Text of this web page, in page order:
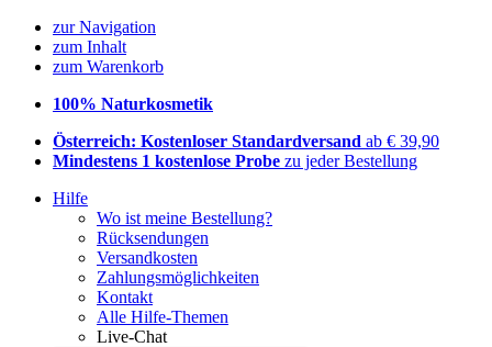
zur Navigation
zum Inhalt
zum Warenkorb
100% Naturkosmetik
Österreich: Kostenloser Standardversand ab € 39,90
Mindestens 1 kostenlose Probe zu jeder Bestellung
Hilfe
Wo ist meine Bestellung?
Rücksendungen
Versandkosten
Zahlungsmöglichkeiten
Kontakt
Alle Hilfe-Themen
Live-Chat